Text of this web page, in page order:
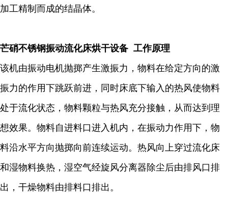
加工精制而成的结晶体。
芒硝不锈钢振动流化床烘干设备 工作原理
该机由振动电机抛掷产生激振力，物料在给定方向的激
振力的作用下跳跃前进，同时床底下输入的热风使物料
处于流化状态，物料颗粒与热风充分接触，从而达到理
想效果。物料自进料口进入机内，在振动力作用下，物
料沿水平方向抛掷向前连续运动。热风向上穿过流化床
和湿物料换热，湿空气经旋风分离器除尘后由排风口排
出，干燥物料由排料口排出。